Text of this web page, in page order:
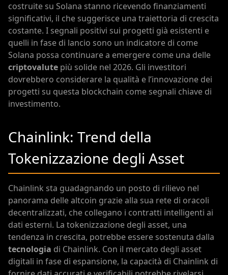
costruite su Solana stanno ricevendo finanziamenti
significativi, il che suggerisce una traiettoria di crescita
costante. I segnali positivi sui progetti già esistenti e
quelli in fase di lancio sono un indicatore di come
Solana possa continuare a emergere come una delle
criptovalute più solide nel 2026. Gli investitori
dovrebbero considerare la qualità e l’innovazione dei
progetti su questa blockchain come segnali chiave di
investimento.
Chainlink: Trend della
Tokenizzazione degli Asset
Chainlink sta guadagnando un posto di rilievo nel
panorama delle altcoin grazie alla sua rete di oracoli
decentralizzati, che collegano i contratti intelligenti ai
dati esterni. La tokenizzazione degli asset, una
tendenza in crescita, potrebbe essere sostenuta dalla
tecnologia di Chainlink. Con il mercato degli asset
digitali in fase di espansione, la capacità di Chainlink di